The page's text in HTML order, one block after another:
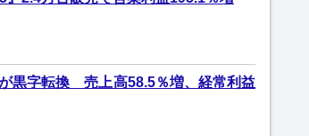
黒字転換 売上高58.5％増、経常利益